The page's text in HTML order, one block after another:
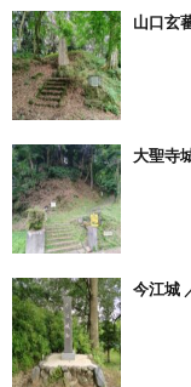
山口玄
大聖寺
今江城